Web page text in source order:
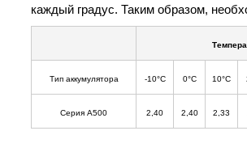
каждый градус. Таким образом,
Тип аккумулятора -10°С 0°С 10°С
Серия A500 2,40 2,40 2,33